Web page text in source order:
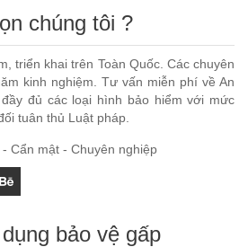
chúng tôi ?
triển khai trên Toàn Quốc. Các chuyên
kinh nghiệm. Tư vấn miễn phí về An
đủ các loại hình bảo hiểm với mức
tuân thủ Luật pháp.
Cẩn mật - Chuyên nghiệp
bảo vệ gấp